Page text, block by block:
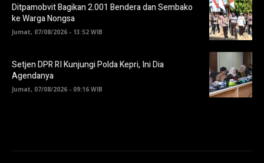
Ditpamobvit Bagikan 2.001 Bendera dan Sembako
ke Warga Nongsa
Jumat, 07/08/2026 - 13:52 WIB
Setjen DPR RI Kunjungi Polda Kepri, Ini Dia
Agendanya
Jumat, 07/08/2026 - 09:16 WIB